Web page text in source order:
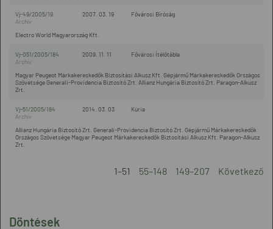
Döntések
2007. 03. 19
Vj-49/2005/19
Electro World Magyarország Kft.
Fővárosi Bíróság
2009. 11. 11
Vj-051/2005/184
Magyar Peugeot Márkakereskedők Biztosítási Alkusz Kft. Gépjármű Márkakereskedők Országos
Szövetsége GeneraIi-Providencia Biztosító Zrt. Allianz Hungária Biztosító Zrt. Paragon-Alkusz
Zrt.
Fővárosi Ítélőtábla
2014. 03. 03
Vj-51/2005/184
Allianz Hungária Biztosító Zrt. Generali-Providencia Biztosító Zrt. Gépjármű Márkakereskedők
Országos Szövetsége Magyar Peugeot Márkakereskedők Biztosítási Alkusz Kft. Paragon-Alkusz
Zrt.
Kúria
1–51 55–148 149–207 Következő